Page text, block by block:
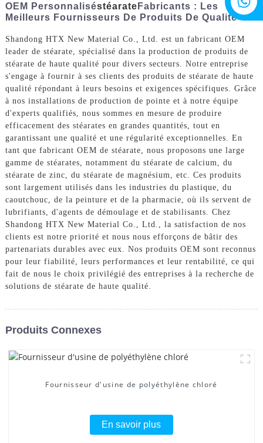
OEM PersonnaliséStéarate Fabricants : Les
Meilleurs Fournisseurs De Produits De Qualité
Shandong HTX New Material Co., Ltd. est un fabricant OEM
leader de stéarate, spécialisé dans la production de produits de
stéarate de haute qualité pour divers secteurs. Notre entreprise
s'engage à fournir à ses clients des produits de stéarate de haute
qualité répondant à leurs besoins et exigences spécifiques. Grâce
à nos installations de production de pointe et à notre équipe
d'experts qualifiés, nous sommes en mesure de produire
efficacement des stéarates en grandes quantités, tout en
garantissant une qualité et une régularité exceptionnelles. En
tant que fabricant OEM de stéarate, nous proposons une large
gamme de stéarates, notamment du stéarate de calcium, du
stéarate de zinc, du stéarate de magnésium, etc. Ces produits
sont largement utilisés dans les industries du plastique, du
caoutchouc, de la peinture et de la pharmacie, où ils servent de
lubrifiants, d'agents de démoulage et de stabilisants. Chez
Shandong HTX New Material Co., Ltd., la satisfaction de nos
clients est notre priorité et nous nous efforçons de bâtir des
partenariats durables avec eux. Nos produits OEM sont reconnus
pour leur fiabilité, leurs performances et leur rentabilité, ce qui
fait de nous le choix privilégié des entreprises à la recherche de
solutions de stéarate de haute qualité.
Produits Connexes
Fournisseur d'usine de polyéthylène chloré
En savoir plus